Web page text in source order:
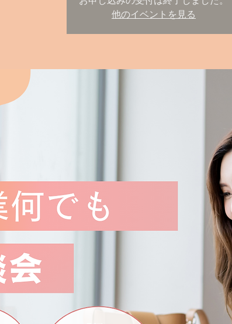
他のイベントを見る